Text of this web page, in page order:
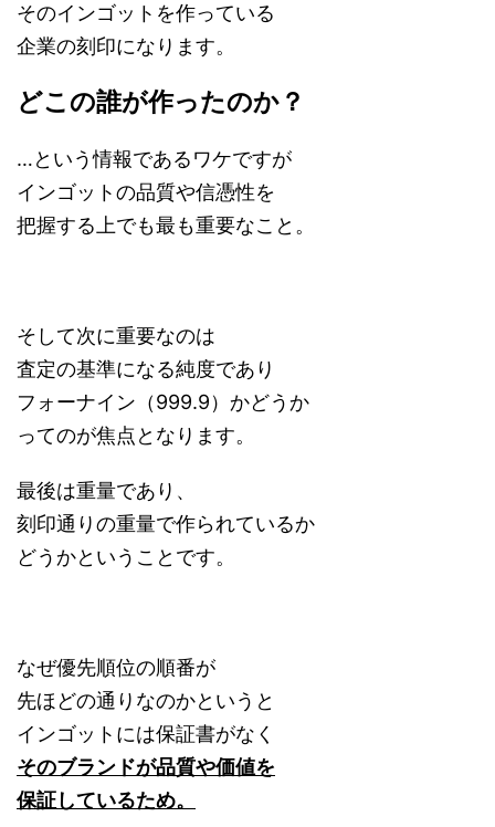
そのインゴットを作っている
企業の刻印になります。
どこの誰が作ったのか？
…という情報であるワケですが
インゴットの品質や信憑性を
把握する上でも最も重要なこと。
そして次に重要なのは
査定の基準になる純度であり
フォーナイン（999.9）かどうか
ってのが焦点となります。
最後は重量であり、
刻印通りの重量で作られているか
どうかということです。
なぜ優先順位の順番が
先ほどの通りなのかというと
インゴットには保証書がなく
そのブランドが品質や価値を
保証しているため。